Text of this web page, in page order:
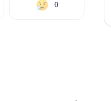
0